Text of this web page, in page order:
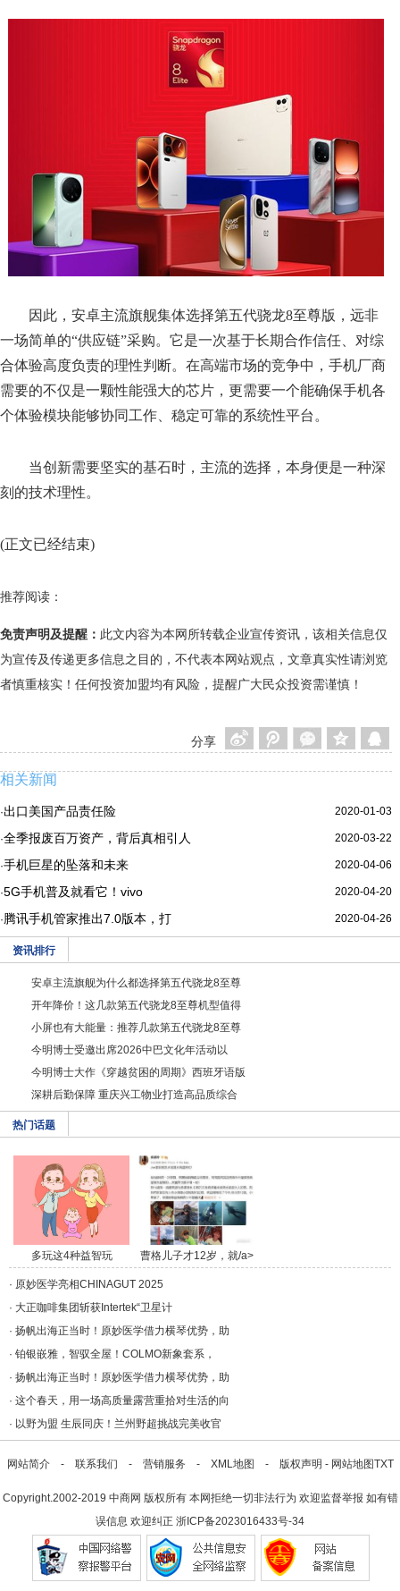
因此，安卓主流旗舰集体选择第五代骁龙8至尊版，远非
一场简单的“供应链”采购。它是一次基于长期合作信任、对综
合体验高度负责的理性判断。在高端市场的竞争中，手机厂商
需要的不仅是一颗性能强大的芯片，更需要一个能确保手机各
个体验模块能够协同工作、稳定可靠的系统性平台。
当创新需要坚实的基石时，主流的选择，本身便是一种深
刻的技术理性。
(正文已经结束)
推荐阅读：
免责声明及提醒： 此文内容为本网所转载企业宣传资讯，该相关信息仅
为宣传及传递更多信息之目的，不代表本网站观点，文章真实性请浏览
者慎重核实！任何投资加盟均有风险，提醒广大民众投资需谨慎！
分享
相关新闻
2020-01-03
·出口美国产品责任险
2020-03-22
·全季报废百万资产，背后真相引人
2020-04-06
·手机巨星的坠落和未来
2020-04-20
·5G手机普及就看它！vivo
2020-04-26
·腾讯手机管家推出7.0版本，打
资讯排行
安卓主流旗舰为什么都选择第五代骁龙8至尊
开年降价！这几款第五代骁龙8至尊机型值得
小屏也有大能量：推荐几款第五代骁龙8至尊
今明博士受邀出席2026中巴文化年活动以
今明博士大作《穿越贫困的周期》西班牙语版
深耕后勤保障 重庆兴工物业打造高品质综合
热门话题
多玩这4种益智玩
具，/a>
曹格儿子才12岁，就/a>
· 原妙医学亮相CHINAGUT 2025
· 大正咖啡集团斩获Intertek“卫星计
· 扬帆出海正当时！原妙医学借力横琴优势，助
· 铂银嵌雅，智驭全屋！COLMO新象套系，
· 扬帆出海正当时！原妙医学借力横琴优势，助
· 这个春天，用一场高质量露营重拾对生活的向
· 以野为盟 生辰同庆！兰州野超挑战完美收官
网站简介- 联系我们 - 营销服务 - XML地图 - 版权声明 - 网站地图TXT
Copyright.2002-2019 中商网 版权所有 本网拒绝一切非法行为 欢迎监督举报 如有错
误信息 欢迎纠正 浙ICP备2023016433号-34